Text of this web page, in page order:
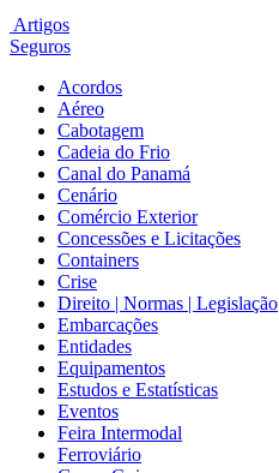
Artigos
Seguros
Acordos
Aéreo
Cabotagem
Cadeia do Frio
Canal do Panamá
Cenário
Comércio Exterior
Concessões e Licitações
Containers
Crise
Direito | Normas | Legislação
Embarcações
Entidades
Equipamentos
Estudos e Estatísticas
Eventos
Feira Intermodal
Ferroviário